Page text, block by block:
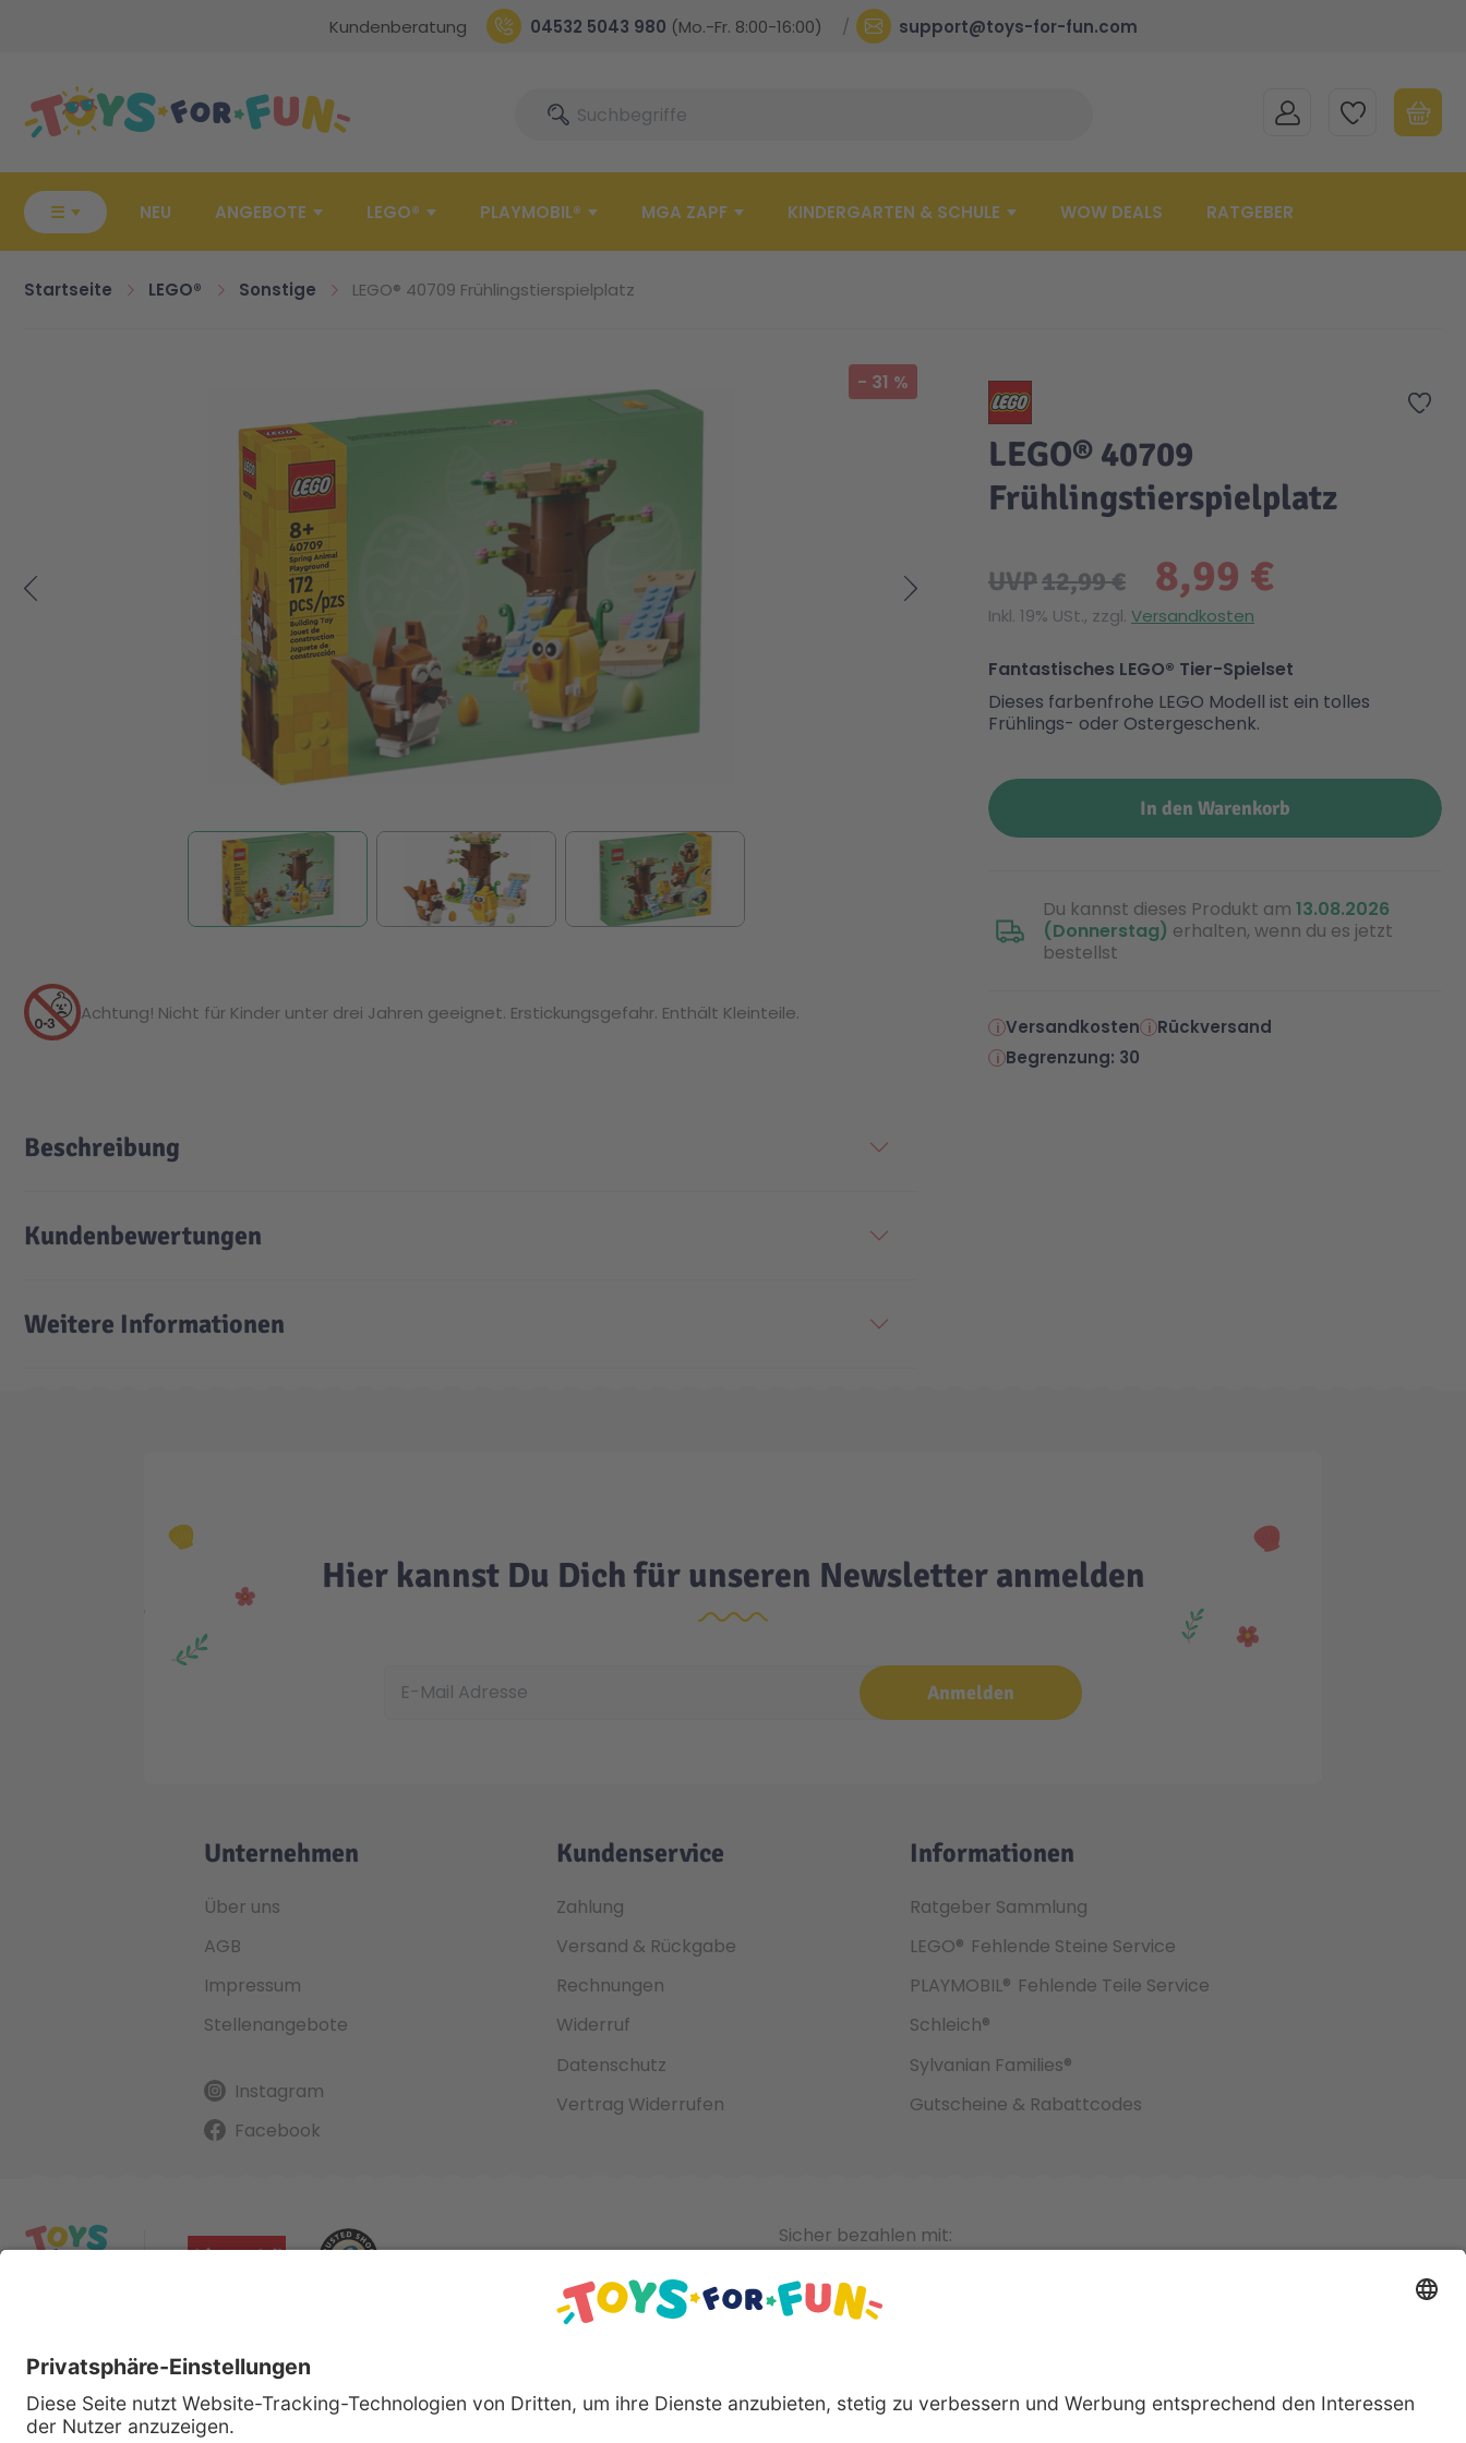
Kundenberatung 04532 5043 980 (Mo.-Fr. 8:00-16:00) support@toys-for-fun.com
SucheSuche MEIN KONTOMEINE WUNSCHLISTE
☰ NEU ANGEBOTE LEGO® PLAYMOBIL® MGA ZAPF KINDERGARTEN & SCHULE WOW DEALS RATGEBER
Startseite LEGO® Sonstige LEGO® 40709 Frühlingstierspielplatz
- 31 %
Zur
LEGO® 40709
Frühlingstierspielplatz
8,99 €
UVP12,99 €
Inkl. 19% USt., zzgl. Versandkosten
Fantastisches LEGO® Tier-Spielset
Dieses farbenfrohe LEGO Modell ist ein tolles
Frühlings- oder Ostergeschenk.
In den Warenkorb
Du kannst dieses Produkt am 13.08.2026
(Donnerstag) erhalten, wenn du es jetzt
bestellst
Versandkosten
Rückversand
Begrenzung: 30
Achtung! Nicht für Kinder unter drei Jahren geeignet. Erstickungsgefahr. Enthält Kleinteile.
Beschreibung
Kundenbewertungen
Weitere Informationen
Hier kannst Du Dich für unseren Newsletter anmelden
Anmelden
Unternehmen
Über uns
AGB
Impressum
Stellenangebote
Instagram
Facebook
Kundenservice
Zahlung
Versand & Rückgabe
Rechnungen
Widerruf
Datenschutz
Vertrag Widerrufen
Informationen
Ratgeber Sammlung
LEGO® Fehlende Steine Service
PLAYMOBIL® Fehlende Teile Service
Schleich®
Sylvanian Families®
Gutscheine & Rabattcodes
Sicher bezahlen mit: